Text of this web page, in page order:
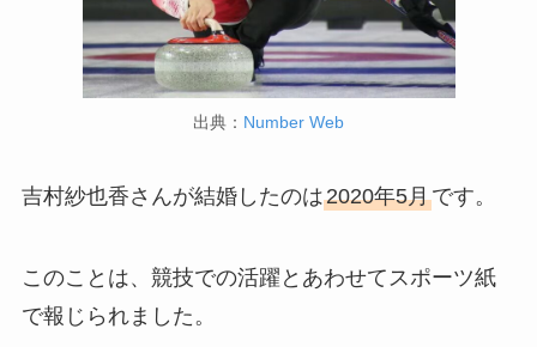
出典： Number Web
吉村紗也香さんが結婚したのは2020年5月です。
このことは、競技での活躍とあわせてスポーツ紙
で報じられました。